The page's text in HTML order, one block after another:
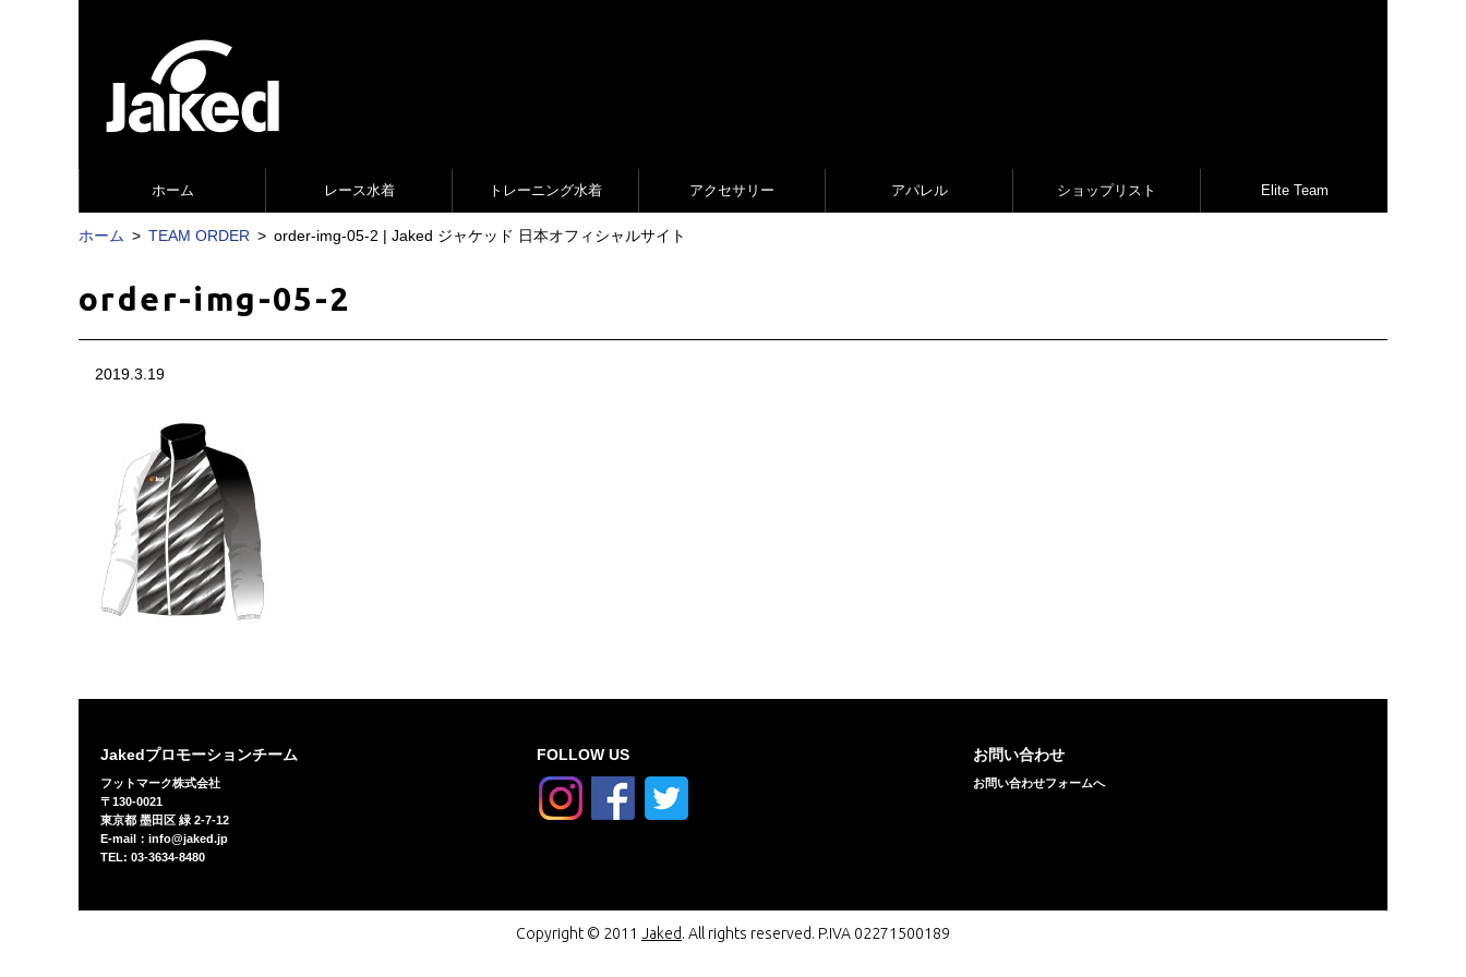
ホーム レース水着 トレーニング水着 アクセサリー アパレル ショップリスト Elite Team
ホーム TEAM ORDER order-img-05-2 | Jaked ジャケッド 日本オフィシャルサイト
order-img-05-2
2019.3.19
Jakedプロモーションチーム
フットマーク株式会社
〒130-0021
東京都 墨田区 緑 2-7-12
E-mail：info@jaked.jp
TEL: 03-3634-8480
FOLLOW US お問い合わせ
お問い合わせフォームへ
Copyright © 2011 Jaked. All rights reserved. P.IVA 02271500189